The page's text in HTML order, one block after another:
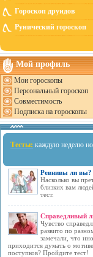
Гороскоп друидов
Рунический гороскоп
Мой профиль
Мои гороскопы
Персональный гороскоп
Совместимость
Подписка на гороскопы
Тесты: каждую неделю
Ревнивы ли вы?
Насколько вы
близких вам
тест.
Справедливый
Чувство
развито по
замечали, что
приходится думать о
поступков? Пройдите тест!